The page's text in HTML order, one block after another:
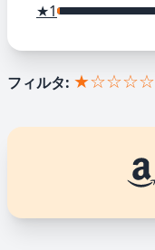
★1
フィルタ: ★☆☆☆☆